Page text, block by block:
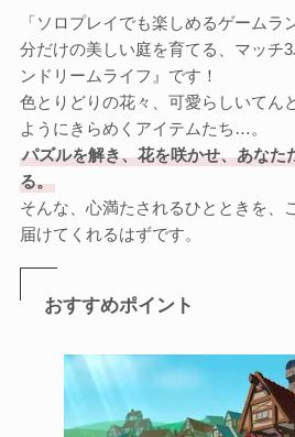
「ソロプレイでも楽しめるゲームラ
分だけの美しい庭を育てる、マッチ
ンドリームライフ』です！
色とりどりの花々、可愛らしいてん
ようにきらめくアイテムたち…。
パズルを解き、花を咲かせ、あなた
る。
そんな、心満たされるひとときを、
届けてくれるはずです。
おすすめポイント